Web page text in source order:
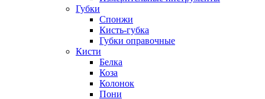
Губки
Спонжи
Кисть-губка
Губки оправочные
Кисти
Белка
Коза
Колонок
Пони